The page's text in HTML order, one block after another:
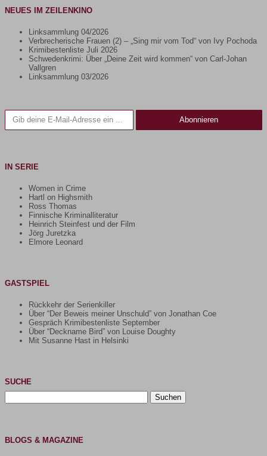
NEUES IM ZEILENKINO
Linksammlung 04/2026
Verbrecherische Frauen (2) – „Sing mir vom Tod“ von Ivy Pochoda
Krimibestenliste Juli 2026
Schwedenkrimi: Über „Deine Zeit wird kommen“ von Carl-Johan
Vallgren
Linksammlung 03/2026
Gib deine E-Mail-Adresse ein ...
Abonnieren
IN SERIE
Women in Crime
Hartl on Highsmith
Ross Thomas
Finnische Kriminalliteratur
Heinrich Steinfest und der Film
Jörg Juretzka
Elmore Leonard
GASTSPIEL
Rückkehr der Serienkiller
Über “Der Beweis meiner Unschuld” von Jonathan Coe
Gespräch Krimibestenliste September
Über “Deckname Bird” von Louise Doughty
Mit Susanne Hast in Helsinki
SUCHE
Suchen
nach:
BLOGS & MAGAZINE